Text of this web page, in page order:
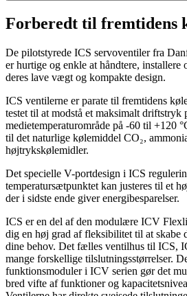
Forberedt til fremtidens
De pilotstyrede ICS servoventiler fra
er hurtige og enkle at håndtere, installere
deres lave vægt og kompakte design.
ICS ventilerne er parate til fremtidens
testet til at modstå et maksimalt driftstryk
medietemperaturområde på -60 til +120
til det naturlige kølemiddel CO₂,
højtrykskølemidler.
Det specielle V-portdesign i ICS
temperatursætpunktet kan justeres til et
der i sidste ende giver energibesparelser.
ICS er en del af den modulære ICV
dig en høj grad af fleksibilitet til at skabe
dine behov. Det fælles ventilhus til ICS,
mange forskellige tilslutningsstørrelser.
funktionsmoduler i ICV serien gør det
bred vifte af funktioner og